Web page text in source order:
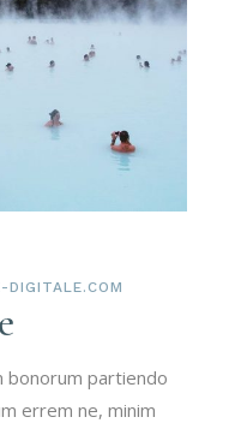
DIGITALE.COM
bonorum partiendo
errem ne, minim